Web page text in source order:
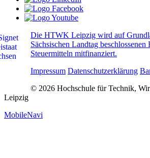
Die HTWK Leipzig wird auf
Sächsischen Landtag beschlossenen
Steuermitteln mitfinanziert.
Impressum Datenschutzerklärung
© 2026 Hochschule für Technik,
Leipzig
MobileNavi